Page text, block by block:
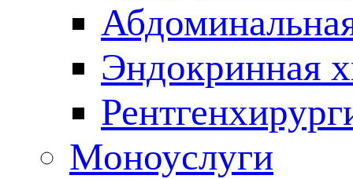
Эндокринная
Моноуслуги